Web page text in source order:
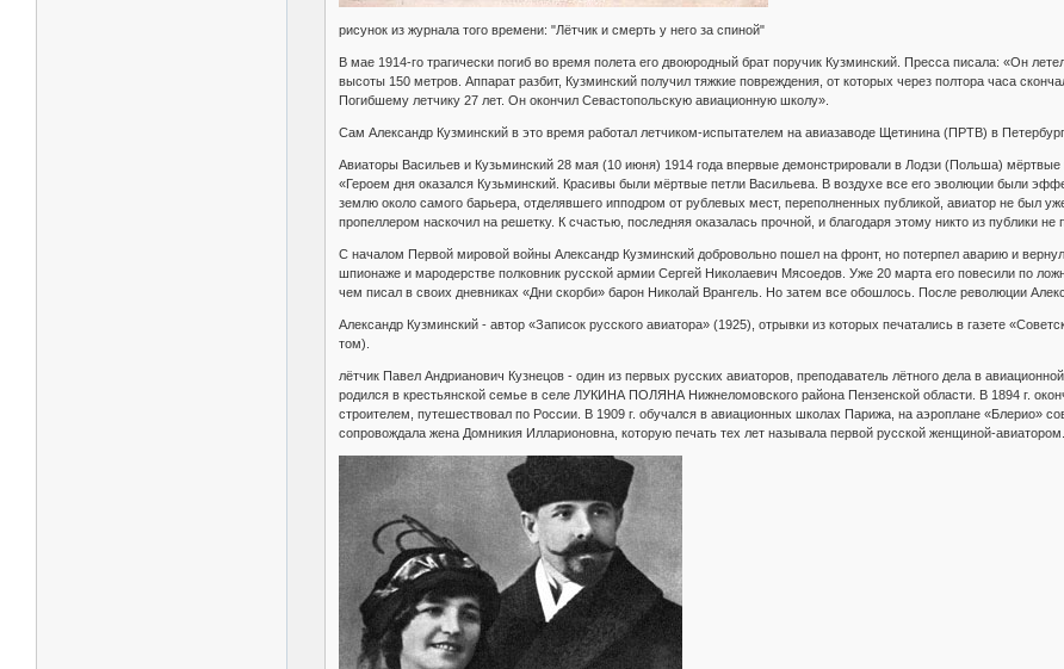
рисунок из журнала того времени: "Лётчик и смерть у него за спиной"
В мае 1914-го трагически погиб во время полета его двоюродный брат поручик Кузминский. Пресса писала: «Он
высоты 150 метров. Аппарат разбит, Кузминский получил тяжкие повреждения, от которых через полтора часа
Погибшему летчику 27 лет. Он окончил Севастопольскую авиационную школу».
Сам Александр Кузминский в это время работал летчиком-испытателем на авиазаводе Щетинина (ПРТВ) в
Авиаторы Васильев и Кузьминский 28 мая (10 июня) 1914 года впервые демонстрировали в Лодзи (Польша) мёртвые
«Героем дня оказался Кузьминский. Красивы были мёртвые петли Васильева. В воздухе все его эволюции были
землю около самого барьера, отделявшего ипподром от рублевых мест, переполненных публикой, авиатор не был
пропеллером наскочил на решетку. К счастью, последняя оказалась прочной, и благодаря этому никто из публики
С началом Первой мировой войны Александр Кузминский добровольно пошел на фронт, но потерпел аварию и
шпионаже и мародерстве полковник русской армии Сергей Николаевич Мясоедов. Уже 20 марта его повесили по
чем писал в своих дневниках «Дни скорби» барон Николай Врангель. Но затем все обошлось. После революции
Александр Кузминский - автор «Записок русского авиатора» (1925), отрывки из которых печатались в газете
том).
лётчик Павел Андрианович Кузнецов - один из первых русских авиаторов, преподаватель лётного дела в
родился в крестьянской семье в селе ЛУКИНА ПОЛЯНА Нижнеломовского района Пензенской области. В 1894 г.
строителем, путешествовал по России. В 1909 г. обучался в авиационных школах Парижа, на аэроплане «Блерио»
сопровождала жена Домникия Илларионовна, которую печать тех лет называла первой русской женщиной-авиатором.